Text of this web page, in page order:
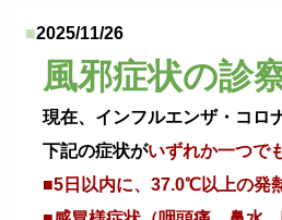
■2025/11/26
風邪症状の診
現在、インフルエンザ・コロ
下記の症状がいずれか一つで
■5日以内に、37.0℃以上の発